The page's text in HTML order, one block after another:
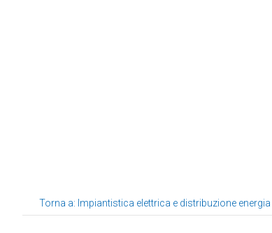
Torna a: Impiantistica elettrica e distribuzione energia